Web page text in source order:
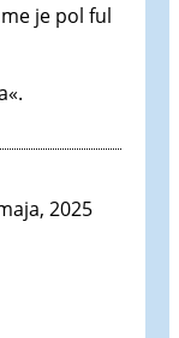
je pol ful
2025